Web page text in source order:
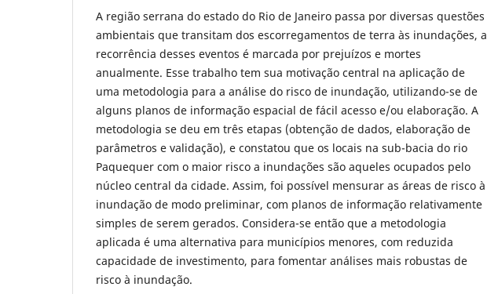
A região serrana do estado do Rio de Janeiro passa por diversas questões
ambientais que transitam dos escorregamentos de terra às inundações, a
recorrência desses eventos é marcada por prejuízos e mortes
anualmente. Esse trabalho tem sua motivação central na aplicação de
uma metodologia para a análise do risco de inundação, utilizando-se de
alguns planos de informação espacial de fácil acesso e/ou elaboração. A
metodologia se deu em três etapas (obtenção de dados, elaboração de
parâmetros e validação), e constatou que os locais na sub-bacia do rio
Paquequer com o maior risco a inundações são aqueles ocupados pelo
núcleo central da cidade. Assim, foi possível mensurar as áreas de risco à
inundação de modo preliminar, com planos de informação relativamente
simples de serem gerados. Considera-se então que a metodologia
aplicada é uma alternativa para municípios menores, com reduzida
capacidade de investimento, para fomentar análises mais robustas de
risco à inundação.